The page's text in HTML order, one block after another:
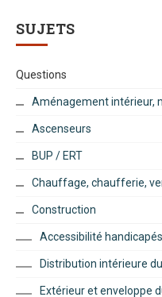
SUJETS
Questions
Aménagement intérieur,
Ascenseurs
BUP / ERT
Chauffage, chaufferie,
Construction
Accessibilité handicapés
Distribution intérieure
Extérieur et enveloppe